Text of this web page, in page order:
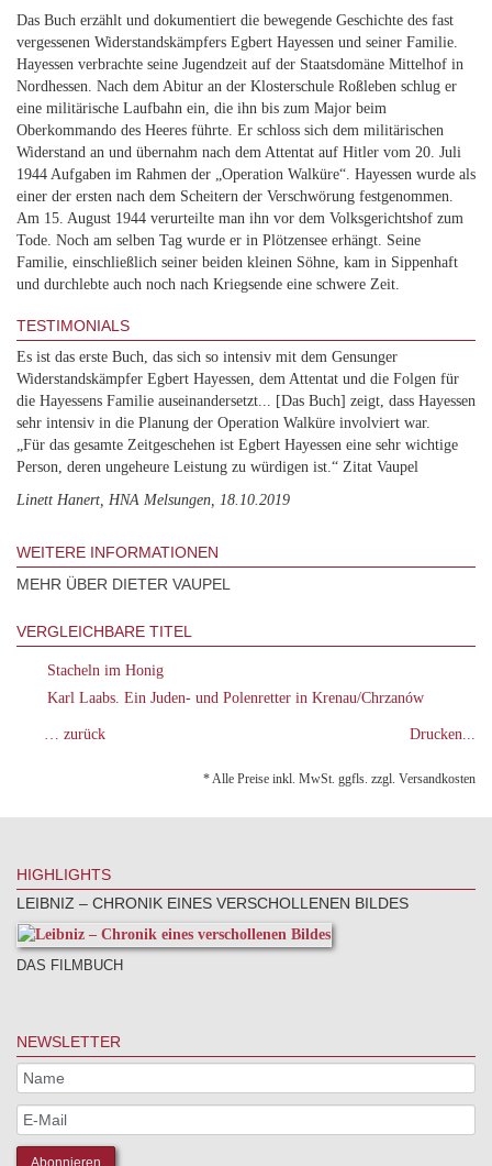
Das Buch erzählt und dokumentiert die bewegende Geschichte des fast
vergessenen Widerstandskämpfers Egbert Hayessen und seiner Familie.
Hayessen verbrachte seine Jugendzeit auf der Staatsdomäne Mittelhof in
Nordhessen. Nach dem Abitur an der Klosterschule Roßleben schlug er
eine militärische Laufbahn ein, die ihn bis zum Major beim
Oberkommando des Heeres führte. Er schloss sich dem militärischen
Widerstand an und übernahm nach dem Attentat auf Hitler vom 20. Juli
1944 Aufgaben im Rahmen der „Operation Walküre“. Hayessen wurde als
einer der ersten nach dem Scheitern der Verschwörung festgenommen.
Am 15. August 1944 verurteilte man ihn vor dem Volksgerichtshof zum
Tode. Noch am selben Tag wurde er in Plötzensee erhängt. Seine
Familie, einschließlich seiner beiden kleinen Söhne, kam in Sippenhaft
und durchlebte auch noch nach Kriegsende eine schwere Zeit.
TESTIMONIALS
Es ist das erste Buch, das sich so intensiv mit dem Gensunger
Widerstandskämpfer Egbert Hayessen, dem Attentat und die Folgen für
die Hayessens Familie auseinandersetzt... [Das Buch] zeigt, dass Hayessen
sehr intensiv in die Planung der Operation Walküre involviert war.
„Für das gesamte Zeitgeschehen ist Egbert Hayessen eine sehr wichtige
Person, deren ungeheure Leistung zu würdigen ist.“ Zitat Vaupel
Linett Hanert, HNA Melsungen, 18.10.2019
WEITERE INFORMATIONEN
MEHR ÜBER DIETER VAUPEL
VERGLEICHBARE TITEL
Stacheln im Honig
Karl Laabs. Ein Juden- und Polenretter in Krenau/Chrzanów
… zurück Drucken...
* Alle Preise inkl. MwSt. ggfls. zzgl. Versandkosten
HIGHLIGHTS
LEIBNIZ – CHRONIK EINES VERSCHOLLENEN BILDES
DAS FILMBUCH
NEWSLETTER